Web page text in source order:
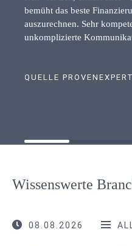
bemüht das beste
auszurechnen. Sehr
unkomplizierte
QUELLE PROVENEXPERT
Wissenswerte
08.08.2026